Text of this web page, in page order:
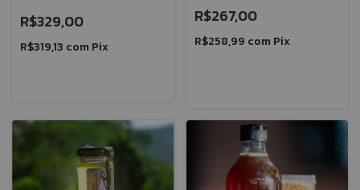
R$329,00
R$319,13 com Pix
R$267,00
R$258,99 com Pix